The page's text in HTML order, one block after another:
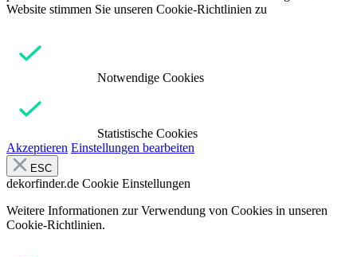
Website stimmen Sie unseren Cookie-Richtlinien zu
Notwendige Cookies
Statistische Cookies
Akzeptieren Einstellungen bearbeiten
ESC
dekorfinder.de Cookie Einstellungen
Weitere Informationen zur Verwendung von Cookies in unseren
Cookie-Richtlinien.